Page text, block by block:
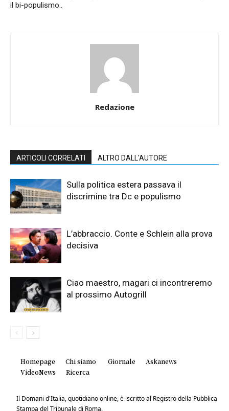
il bi-populismo..
Redazione
ARTICOLI CORRELATI ALTRO DALL'AUTORE
Sulla politica estera passava il
discrimine tra Dc e populismo
L’abbraccio. Conte e Schlein alla prova
decisiva
Ciao maestro, magari ci incontreremo
al prossimo Autogrill
Homepage Chi siamo Giornale
Askanews
VideoNews
Ricerca
Il Domani d'Italia, quotidiano online, è iscritto al Registro della Pubblica
Stampa del Tribunale di Roma.